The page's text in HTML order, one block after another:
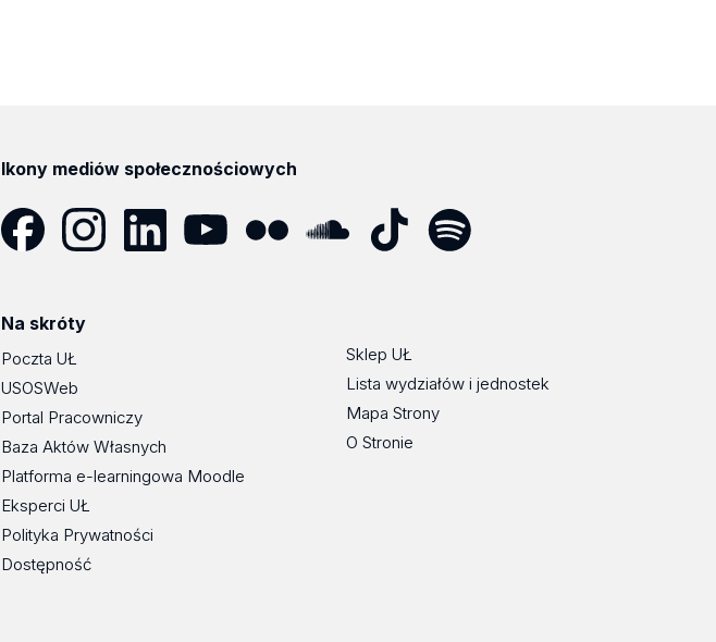
Ikony mediów społecznościowych
Na skróty
Poczta UŁ
USOSWeb
Portal Pracowniczy
Baza Aktów Własnych
Platforma e-learningowa Moodle
Eksperci UŁ
Polityka Prywatności
Dostępność
Sklep UŁ
Lista wydziałów i jednostek
Mapa Strony
O Stronie